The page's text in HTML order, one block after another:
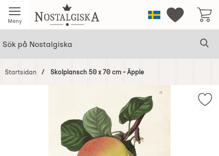
Meny Startsidan för NostalgiskaSverigeMina
Startsidan Skolplansch 50 x 70 cm - Äpple